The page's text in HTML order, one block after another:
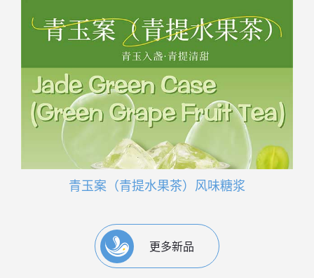
青玉案（青提水果茶）风味糖浆
更多新品